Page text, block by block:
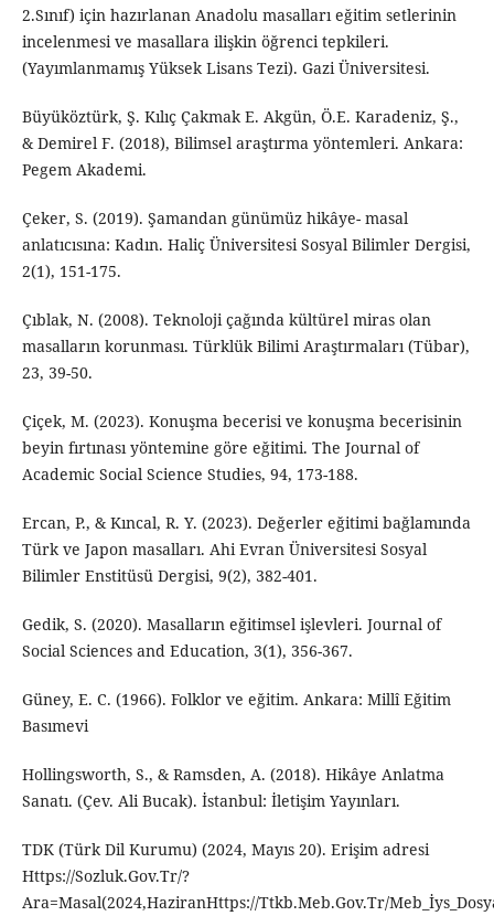
2.Sınıf) için hazırlanan Anadolu masalları eğitim setlerinin
incelenmesi ve masallara ilişkin öğrenci tepkileri.
(Yayımlanmamış Yüksek Lisans Tezi). Gazi Üniversitesi.
Büyüköztürk, Ş. Kılıç Çakmak E. Akgün, Ö.E. Karadeniz, Ş.,
& Demirel F. (2018), Bilimsel araştırma yöntemleri. Ankara:
Pegem Akademi.
Çeker, S. (2019). Şamandan günümüz hikâye- masal
anlatıcısına: Kadın. Haliç Üniversitesi Sosyal Bilimler Dergisi,
2(1), 151-175.
Çıblak, N. (2008). Teknoloji çağında kültürel miras olan
masalların korunması. Türklük Bilimi Araştırmaları (Tübar),
23, 39-50.
Çiçek, M. (2023). Konuşma becerisi ve konuşma becerisinin
beyin fırtınası yöntemine göre eğitimi. The Journal of
Academic Social Science Studies, 94, 173-188.
Ercan, P., & Kıncal, R. Y. (2023). Değerler eğitimi bağlamında
Türk ve Japon masalları. Ahi Evran Üniversitesi Sosyal
Bilimler Enstitüsü Dergisi, 9(2), 382-401.
Gedik, S. (2020). Masalların eğitimsel işlevleri. Journal of
Social Sciences and Education, 3(1), 356-367.
Güney, E. C. (1966). Folklor ve eğitim. Ankara: Millî Eğitim
Basımevi
Hollingsworth, S., & Ramsden, A. (2018). Hikâye Anlatma
Sanatı. (Çev. Ali Bucak). İstanbul: İletişim Yayınları.
TDK (Türk Dil Kurumu) (2024, Mayıs 20). Erişim adresi
Https://Sozluk.Gov.Tr/?
Ara=Masal(2024,HaziranHttps://Ttkb.Meb.Gov.Tr/